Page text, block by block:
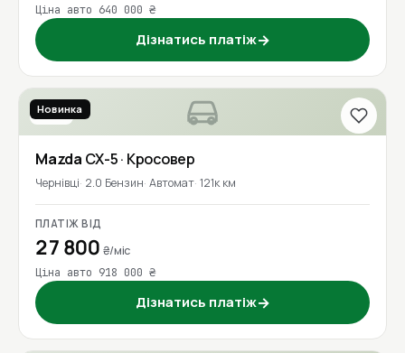
Ціна авто 640 000 ₴
Дізнатись платіж→
2019
Новинка
Mazda CX-5· Кросовер
Чернівці 2.0 Бензин Автомат 121к км
ПЛАТІЖ ВІД
27 800 ₴/міс
Ціна авто 918 000 ₴
Дізнатись платіж→